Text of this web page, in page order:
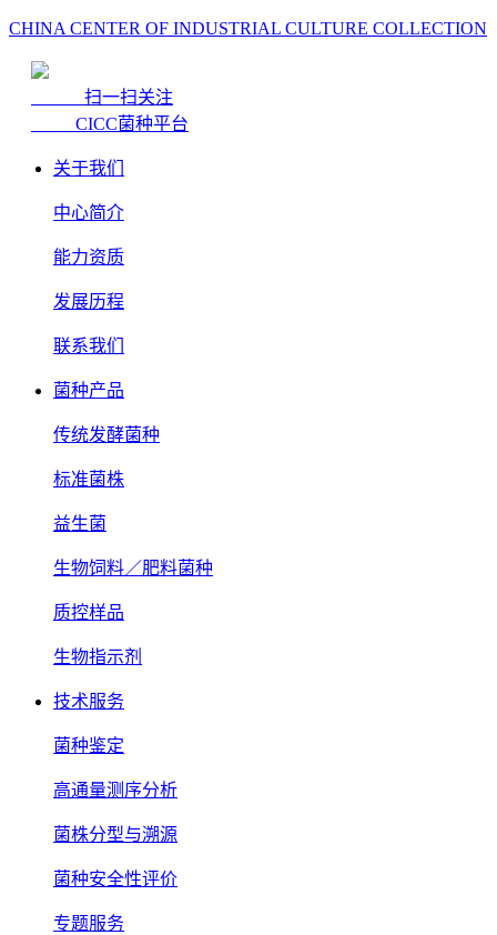
CHINA CENTER OF INDUSTRIAL CULTURE COLLECTION
扫一扫关注
CICC菌种平台
关于我们
中心简介
能力资质
发展历程
联系我们
菌种产品
传统发酵菌种
标准菌株
益生菌
生物饲料／肥料菌种
质控样品
生物指示剂
技术服务
菌种鉴定
高通量测序分析
菌株分型与溯源
菌种安全性评价
专题服务